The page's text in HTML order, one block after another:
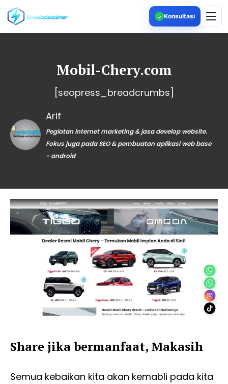
✓ Konsultasi
Mobil-Chery.com
[seopress_breadcrumbs]
Arif
Pegiatan internet marketing & jasa develop website.
Fokus juga pada SEO & pembuatan aplikasi web base
- android
Share jika bermanfaat, Makasih
Semua kebaikan kita akan kemabli pada kita